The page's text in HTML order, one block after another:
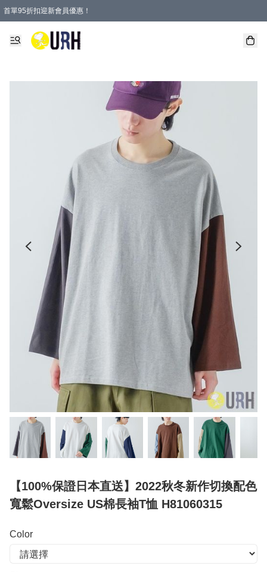
首單95折扣迎新會員優惠！
特選會員可享全單低至 95 折優惠！
單一訂單滿HKD600(澳門HKD800)包郵寄順豐送到家。
【100%保證日本直送】2022秋冬新作切換配色
寬鬆Oversize US棉長袖T恤 H81060315
Color